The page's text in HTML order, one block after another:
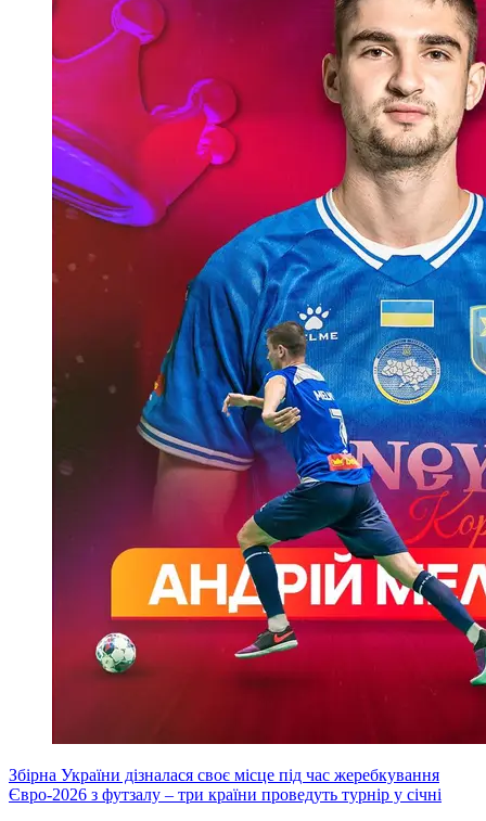
Збірна України дізналася своє місце під час жеребкування
Євро-2026 з футзалу – три країни проведуть турнір у січні